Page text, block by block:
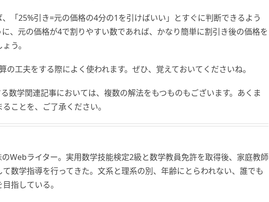
「25%引き=元の価格の4分の1を引けばいい」とすぐに判断できるよう
、元の価格が4で割りやすい数であれば、かなり簡単に割引き後の価格を
う。
の工夫をする際によく使われます。ぜひ、覚えておいてくださいね。
数学関連記事においては、複数の解法をもつものもございます。あくま
ことを、ご了承ください。
Webライター。実用数学技能検定2級と数学教員免許を取得後、家庭教師
数学指導を行ってきた。文系と理系の別、年齢にとらわれない、誰でも
指している。